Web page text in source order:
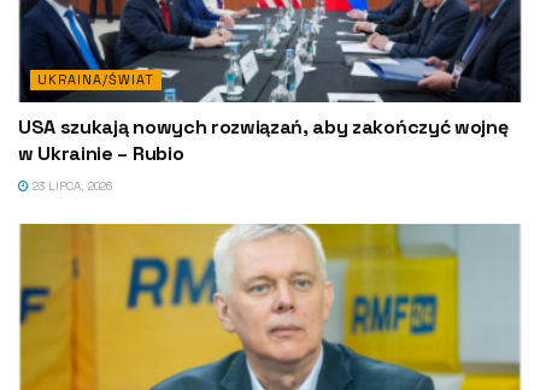
UKRAINA/ŚWIAT
USA szukają nowych rozwiązań, aby zakończyć wojnę
w Ukrainie – Rubio
23 LIPCA, 2026